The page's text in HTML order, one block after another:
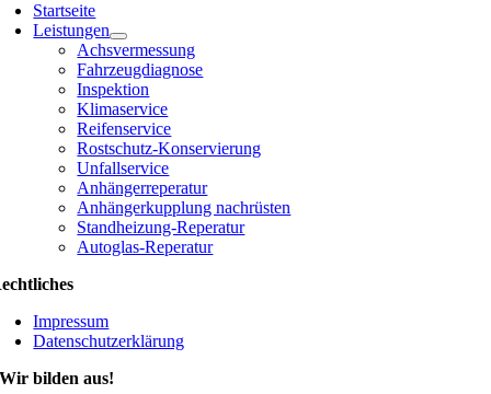
Startseite
Leistungen
Achsvermessung
Fahrzeugdiagnose
Inspektion
Klimaservice
Reifenservice
Rostschutz-Konservierung
Unfallservice
Anhängerreperatur
Anhängerkupplung nachrüsten
Standheizung-Reperatur
Autoglas-Reperatur
Impressum
Datenschutzerklärung
Wir bilden aus!